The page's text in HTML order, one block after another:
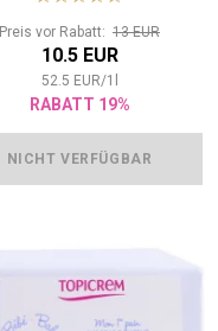
Preis vor Rabatt: 13 EUR
10.5 EUR
52.5 EUR/1
RABATT 19%
NICHT VERFÜGBAR